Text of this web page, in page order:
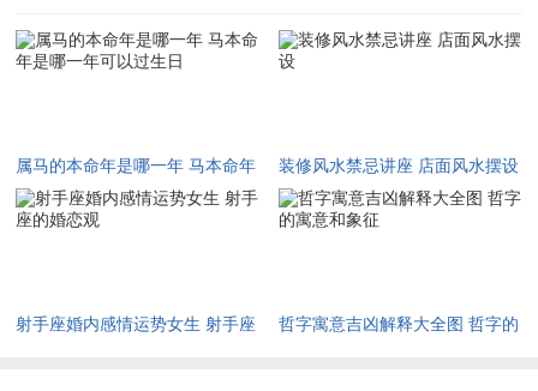
唯将这两种力量-外部的值太岁与内部的自刑-看作一个整体时才
能明白为何2026年的属马者虽看似精力充沛，却时常感到被无
结合2026年太岁方位在正南方。与岁破方正北方遥相呼应的空
间格局，属马者在这一年无论居家还是办公，皆需留意此两处方
位的气场扰动，正南方宜静不宜动，避免装修动土，以防引动五
为平与此种由值刑并见带来的「伏吟」之滞。心思烦乱时可于正
属马的本命年是哪一年 马本命年
是哪一年可以过生日
装修风水禁忌讲座 店面风水摆设
射手座婚内感情运势女生 射手座
哲字寓意吉凶解释大全图 哲字的